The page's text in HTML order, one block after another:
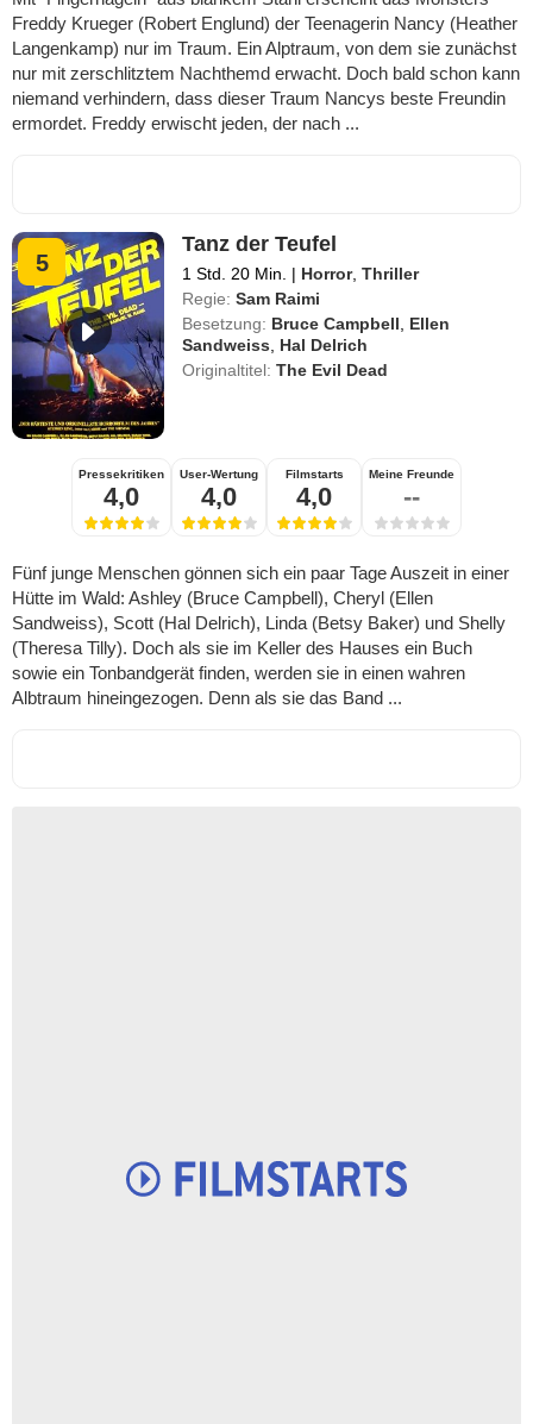
Freddy Krueger (Robert Englund) der Teenagerin Nancy (Heather
Langenkamp) nur im Traum. Ein Alptraum, von dem sie zunächst
nur mit zerschlitztem Nachthemd erwacht. Doch bald schon kann
niemand verhindern, dass dieser Traum Nancys beste Freundin
ermordet. Freddy erwischt jeden, der nach ...
5
Tanz der Teufel
1 Std. 20 Min. | Horror,Thriller
Regie: Sam Raimi
Besetzung: Bruce Campbell
Ellen
Sandweiss
Hal Delrich
Originaltitel:The Evil Dead
Pressekritiken
4,0
User-Wertung
4,0
Filmstarts
4,0
Meine Freunde
--
Fünf junge Menschen gönnen sich ein paar Tage Auszeit in einer
Hütte im Wald: Ashley (Bruce Campbell), Cheryl (Ellen
Sandweiss), Scott (Hal Delrich), Linda (Betsy Baker) und Shelly
(Theresa Tilly). Doch als sie im Keller des Hauses ein Buch
sowie ein Tonbandgerät finden, werden sie in einen wahren
Albtraum hineingezogen. Denn als sie das Band ...